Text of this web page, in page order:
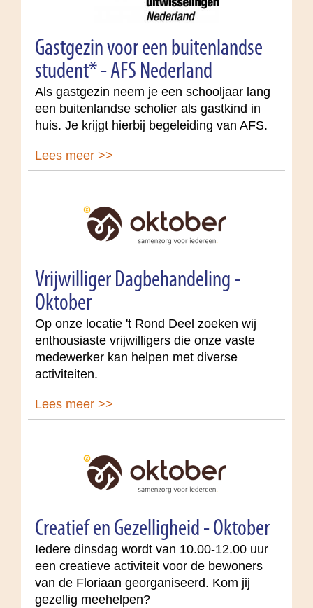
Gastgezin voor een buitenlandse
student* - AFS Nederland
Als gastgezin neem je een schooljaar lang
een buitenlandse scholier als gastkind in
huis. Je krijgt hierbij begeleiding van AFS.
Lees meer >>
Vrijwilliger Dagbehandeling -
Oktober
Op onze locatie 't Rond Deel zoeken wij
enthousiaste vrijwilligers die onze vaste
medewerker kan helpen met diverse
activiteiten.
Lees meer >>
Creatief en Gezelligheid - Oktober
Iedere dinsdag wordt van 10.00-12.00 uur
een creatieve activiteit voor de bewoners
van de Floriaan georganiseerd. Kom jij
gezellig meehelpen?